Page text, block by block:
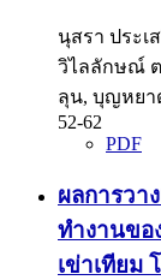
นุสรา ประ
วิไลลักษณ์ ต
ลุน, บุญหย
52-62
PDF
ผลการว
ทำงานขอ
เข่าเทียม